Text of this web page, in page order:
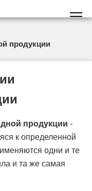
продукции
продукции -
к определенной
одни и те
и та же самая